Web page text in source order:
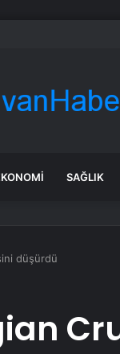
Turist istemiyorlar
SAĞLIK
düşürdü